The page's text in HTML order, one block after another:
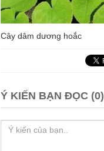
Cây dâm dương hoắc
Ý KIẾN BẠN ĐỌC (0)